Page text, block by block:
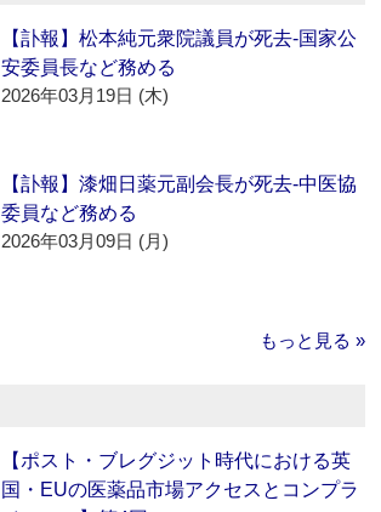
【訃報】松本純元衆院議員が死去‐国家公
安委員長など務める
2026年03月19日 (木)
【訃報】漆畑日薬元副会長が死去‐中医協
委員など務める
2026年03月09日 (月)
もっと見る »
【ポスト・ブレグジット時代における英
国・EUの医薬品市場アクセスとコンプラ